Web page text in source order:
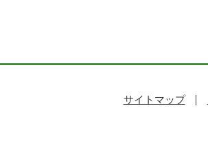
サイトマップ